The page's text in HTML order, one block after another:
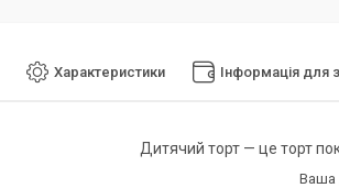
Характеристики Інформація для
Дитячий торт — це торт
Ваша